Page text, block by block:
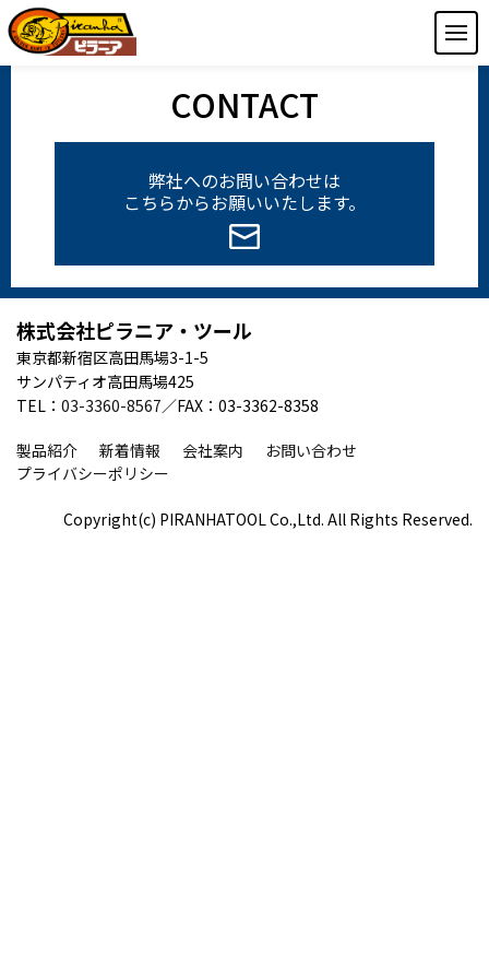
CONTACT
弊社へのお問い合わせは
こちらからお願いいたします。
株式会社ピラニア・ツール
東京都新宿区高田馬場3-1-5
サンパティオ高田馬場425
TEL： 03-3360-8567／FAX：03-3362-8358
製品紹介 新着情報 会社案内
お問い合わせ
プライバシーポリシー
Copyright(c) PIRANHATOOL Co.,Ltd. All Rights Reserved.